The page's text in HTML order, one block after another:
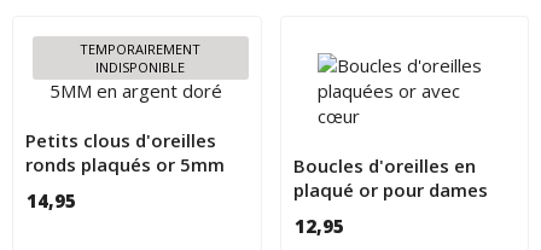
TEMPORAIREMENT
INDISPONIBLE
Petits clous d'oreilles
ronds plaqués or 5mm
14,95
Boucles d'oreilles en
plaqué or pour dames
12,95